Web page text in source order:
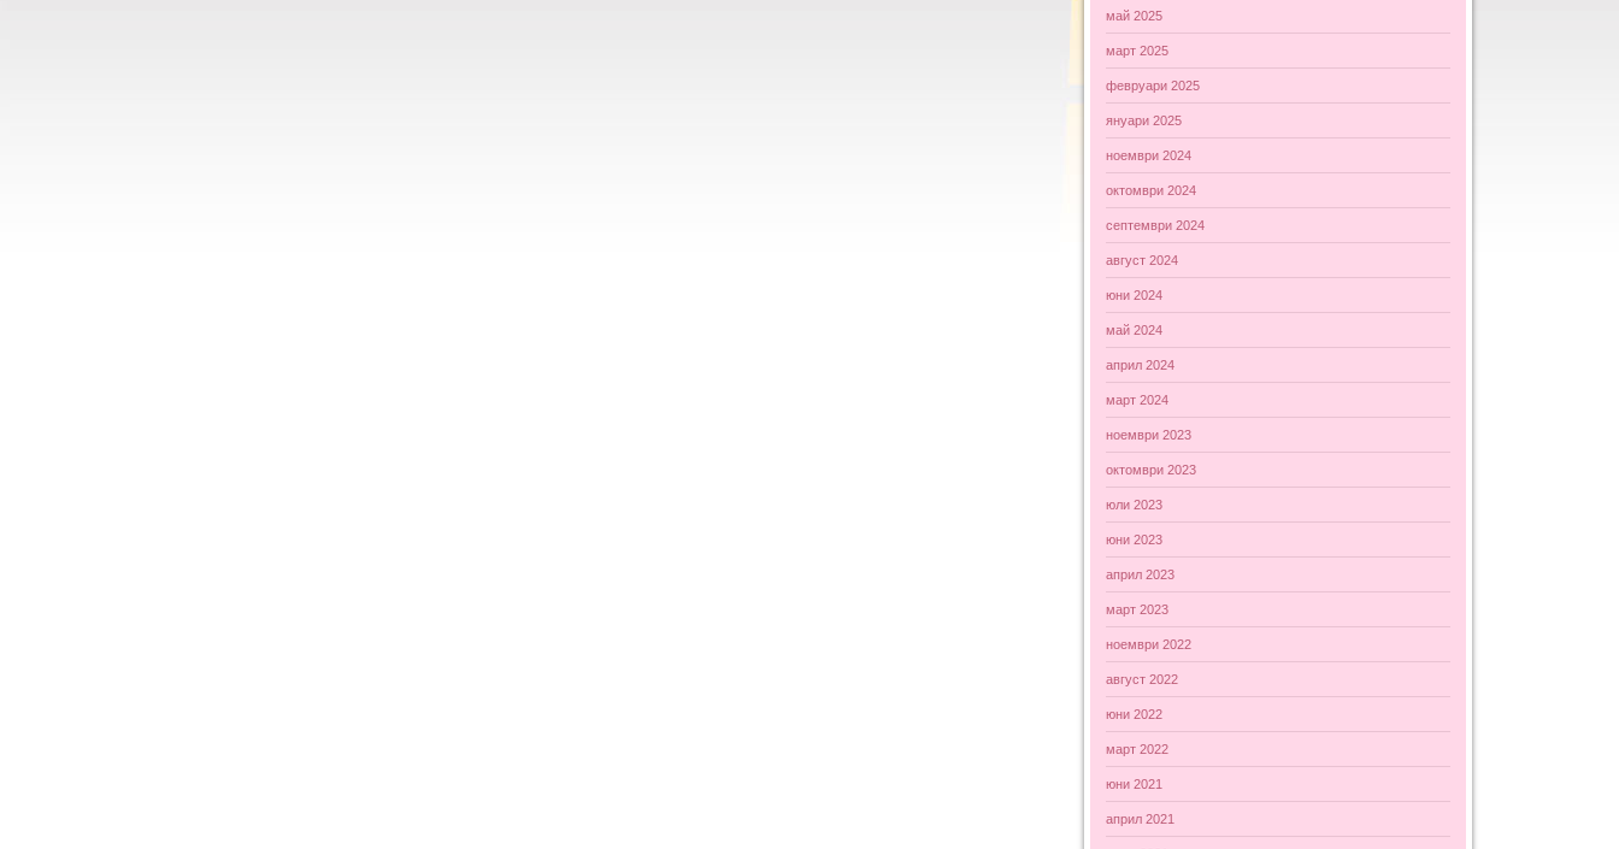
май 2025
март 2025
февруари 2025
януари 2025
ноември 2024
октомври 2024
септември 2024
август 2024
юни 2024
май 2024
април 2024
март 2024
ноември 2023
октомври 2023
юли 2023
юни 2023
април 2023
март 2023
ноември 2022
август 2022
юни 2022
март 2022
юни 2021
април 2021